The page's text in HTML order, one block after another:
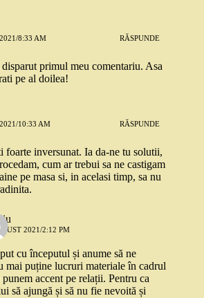
8:33 AM RĂSPUNDE
primul meu comentariu. Asa
pe al doilea!
10:33 AM RĂSPUNDE
foarte inversunat. Ia da-ne tu solutii,
cum ar trebui sa ne castigam
pe masa si, in acelasi timp, sa nu
2021/2:12 PM
cu începutul și anume să ne
mai puține lucruri materiale în cadrul
accent pe relații. Pentru ca
să ajungă și să nu fie nevoită și